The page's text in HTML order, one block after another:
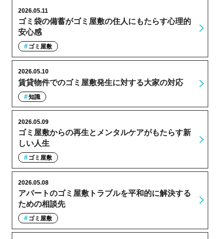
ゴミ袋の備蓄がゴミ屋敷の住人にもたらす心理的
安心感
2026.05.11
ゴミ屋敷
賃貸物件でのゴミ屋敷発生に対する大家の対応
2026.05.10
知識
ゴミ屋敷からの再生とメンタルケアがもたらす新
しい人生
2026.05.09
ゴミ屋敷
アパートのゴミ屋敷トラブルを平和的に解決する
ための相談先
2026.05.08
ゴミ屋敷